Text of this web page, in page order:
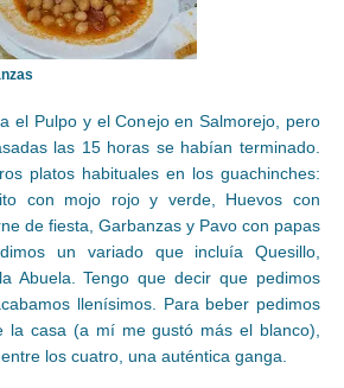
el Pulpo y el Conejo en Salmorejo, pero
las 15 horas se habían terminado.
platos habituales en los guachinches:
con mojo rojo y verde, Huevos con
de fiesta, Garbanzas y Pavo con papas
un variado que incluía Quesillo,
Abuela. Tengo que decir que pedimos
llenísimos. Para beber pedimos
la casa (a mí me gustó más el blanco),
los cuatro, una auténtica ganga.